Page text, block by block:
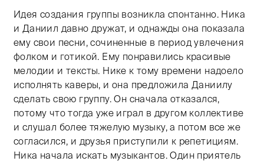
Идея создания группы возникла спонтанно. Ника
и Даниил давно дружат, и однажды она показала
ему свои песни, сочиненные в период увлечения
фолком и готикой. Ему понравились красивые
мелодии и тексты. Нике к тому времени надоело
исполнять каверы, и она предложила Даниилу
сделать свою группу. Он сначала отказался,
потому что тогда уже играл в другом коллективе
и слушал более тяжелую музыку, а потом все же
согласился, и друзья приступили к репетициям.
Ника начала искать музыкантов. Один приятель